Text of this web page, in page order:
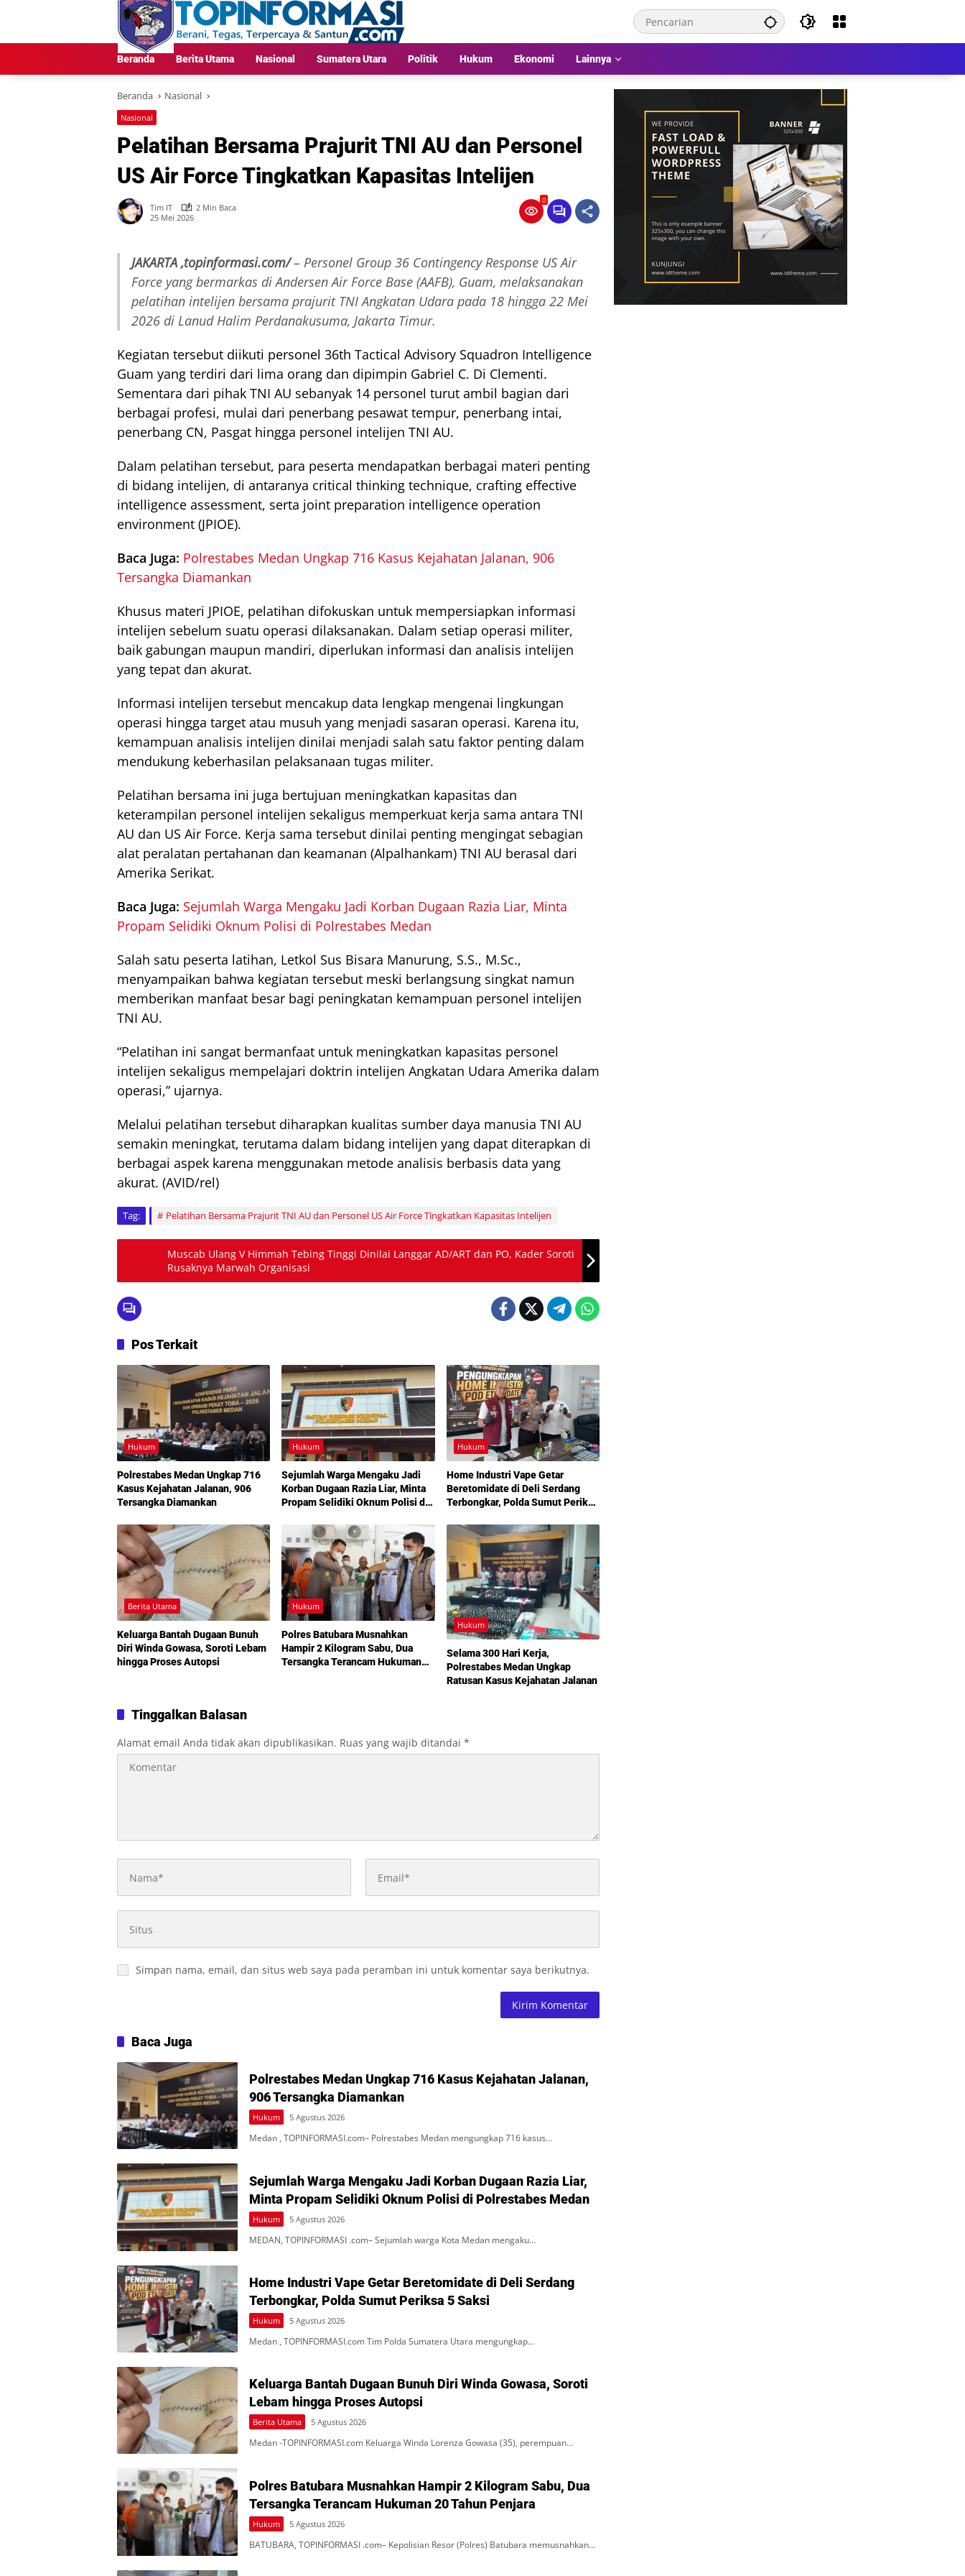
Beranda Berita Utama Nasional Sumatera Utara Politik Hukum Ekonomi Lainnya
Beranda Nasional
Nasional
Pelatihan Bersama Prajurit TNI AU dan Personel
US Air Force Tingkatkan Kapasitas Intelijen
Tim IT
2 Min Baca
25 Mei 2026
0
JAKARTA ,topinformasi.com/– Personel Group 36 Contingency Response US Air
Force yang bermarkas di Andersen Air Force Base (AAFB), Guam, melaksanakan
pelatihan intelijen bersama prajurit TNI Angkatan Udara pada 18 hingga 22 Mei
2026 di Lanud Halim Perdanakusuma, Jakarta Timur.
Kegiatan tersebut diikuti personel 36th Tactical Advisory Squadron Intelligence
Guam yang terdiri dari lima orang dan dipimpin Gabriel C. Di Clementi.
Sementara dari pihak TNI AU sebanyak 14 personel turut ambil bagian dari
berbagai profesi, mulai dari penerbang pesawat tempur, penerbang intai,
penerbang CN, Pasgat hingga personel intelijen TNI AU.
Dalam pelatihan tersebut, para peserta mendapatkan berbagai materi penting
di bidang intelijen, di antaranya critical thinking technique, crafting effective
intelligence assessment, serta joint preparation intelligence operation
environment (JPIOE).
Baca Juga: Polrestabes Medan Ungkap 716 Kasus Kejahatan Jalanan, 906
Tersangka Diamankan
Khusus materi JPIOE, pelatihan difokuskan untuk mempersiapkan informasi
intelijen sebelum suatu operasi dilaksanakan. Dalam setiap operasi militer,
baik gabungan maupun mandiri, diperlukan informasi dan analisis intelijen
yang tepat dan akurat.
Informasi intelijen tersebut mencakup data lengkap mengenai lingkungan
operasi hingga target atau musuh yang menjadi sasaran operasi. Karena itu,
kemampuan analisis intelijen dinilai menjadi salah satu faktor penting dalam
mendukung keberhasilan pelaksanaan tugas militer.
Pelatihan bersama ini juga bertujuan meningkatkan kapasitas dan
keterampilan personel intelijen sekaligus memperkuat kerja sama antara TNI
AU dan US Air Force. Kerja sama tersebut dinilai penting mengingat sebagian
alat peralatan pertahanan dan keamanan (Alpalhankam) TNI AU berasal dari
Amerika Serikat.
Baca Juga: Sejumlah Warga Mengaku Jadi Korban Dugaan Razia Liar, Minta
Propam Selidiki Oknum Polisi di Polrestabes Medan
Salah satu peserta latihan, Letkol Sus Bisara Manurung, S.S., M.Sc.,
menyampaikan bahwa kegiatan tersebut meski berlangsung singkat namun
memberikan manfaat besar bagi peningkatan kemampuan personel intelijen
TNI AU.
“Pelatihan ini sangat bermanfaat untuk meningkatkan kapasitas personel
intelijen sekaligus mempelajari doktrin intelijen Angkatan Udara Amerika dalam
operasi,” ujarnya.
Melalui pelatihan tersebut diharapkan kualitas sumber daya manusia TNI AU
semakin meningkat, terutama dalam bidang intelijen yang dapat diterapkan di
berbagai aspek karena menggunakan metode analisis berbasis data yang
akurat. (AVID/rel)
Tag: Pelatihan Bersama Prajurit TNI AU dan Personel US Air Force Tingkatkan Kapasitas Intelijen
Muscab Ulang V Himmah Tebing Tinggi Dinilai Langgar AD/ART dan PO, Kader Soroti
Rusaknya Marwah Organisasi
Pos Terkait
Hukum
Polrestabes Medan Ungkap 716
Kasus Kejahatan Jalanan, 906
Tersangka Diamankan
Hukum
Sejumlah Warga Mengaku Jadi
Korban Dugaan Razia Liar, Minta
Propam Selidiki Oknum Polisi di
Hukum
Home Industri Vape Getar
Beretomidate di Deli Serdang
Terbongkar, Polda Sumut Periksa
Berita Utama
Keluarga Bantah Dugaan Bunuh
Diri Winda Gowasa, Soroti Lebam
hingga Proses Autopsi
Hukum
Polres Batubara Musnahkan
Hampir 2 Kilogram Sabu, Dua
Tersangka Terancam Hukuman
Hukum
Selama 300 Hari Kerja,
Polrestabes Medan Ungkap
Ratusan Kasus Kejahatan Jalanan
Tinggalkan Balasan
Alamat email Anda tidak akan dipublikasikan. Ruas yang wajib ditandai *
Simpan nama, email, dan situs web saya pada peramban ini untuk komentar saya berikutnya.
Baca Juga
Polrestabes Medan Ungkap 716 Kasus Kejahatan Jalanan,
906 Tersangka Diamankan
Hukum 5 Agustus 2026
Medan , TOPINFORMASI.com– Polrestabes Medan mengungkap 716 kasus…
Sejumlah Warga Mengaku Jadi Korban Dugaan Razia Liar,
Minta Propam Selidiki Oknum Polisi di Polrestabes Medan
Hukum 5 Agustus 2026
MEDAN, TOPINFORMASI .com– Sejumlah warga Kota Medan mengaku…
Home Industri Vape Getar Beretomidate di Deli Serdang
Terbongkar, Polda Sumut Periksa 5 Saksi
Hukum 5 Agustus 2026
Medan , TOPINFORMASI.com Tim Polda Sumatera Utara mengungkap…
Keluarga Bantah Dugaan Bunuh Diri Winda Gowasa, Soroti
Lebam hingga Proses Autopsi
Berita Utama 5 Agustus 2026
Medan -TOPINFORMASI.com Keluarga Winda Lorenza Gowasa (35), perempuan…
Polres Batubara Musnahkan Hampir 2 Kilogram Sabu, Dua
Tersangka Terancam Hukuman 20 Tahun Penjara
Hukum 5 Agustus 2026
BATUBARA, TOPINFORMASI .com– Kepolisian Resor (Polres) Batubara memusnahkan…